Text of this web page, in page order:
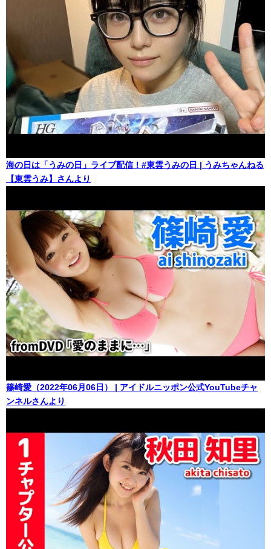
海の日は「うみの日」ライブ配信！#東雲うみの日 | うみちゃんねる
【東雲うみ】さんより
篠崎愛（2022年06月06日） | アイドルニッポン公式YouTubeチャ
ンネルさんより